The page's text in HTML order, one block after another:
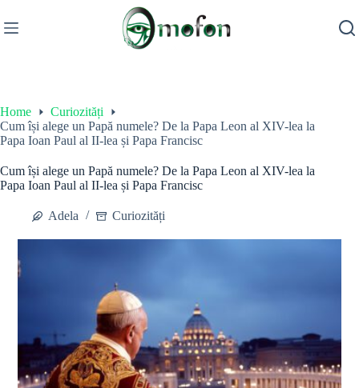
to
content
Home
Curiozități
Cum își alege un Papă numele? De la Papa Leon al XIV-lea la
Papa Ioan Paul al II-lea și Papa Francisc
Cum își alege un Papă numele? De la Papa Leon al XIV-lea la
Papa Ioan Paul al II-lea și Papa Francisc
Adela Curiozități